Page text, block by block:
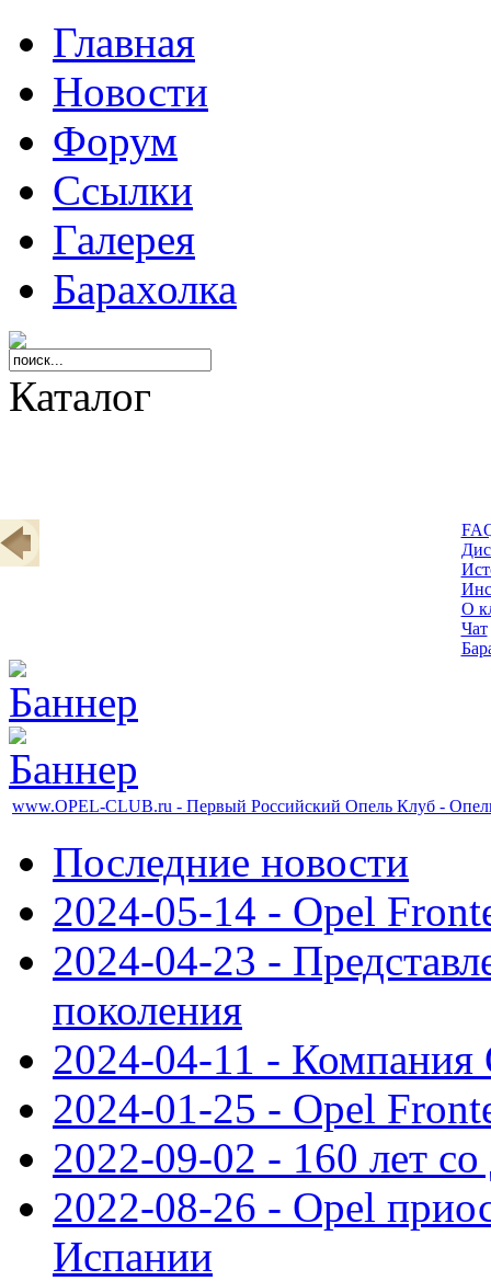
Главная
Новости
Форум
Ссылки
Галерея
Барахолка
Каталог
О
Чат
www.OPEL-CLUB.ru - Первый Российский Опель Клуб -
Последние новости
2024-05-14 - Opel
2024-04-23 -
поколения
2024-04-11 - Компания
2024-01-25 - Opel
2022-09-02 - 160 лет
2022-08-26 - Opel
Испании